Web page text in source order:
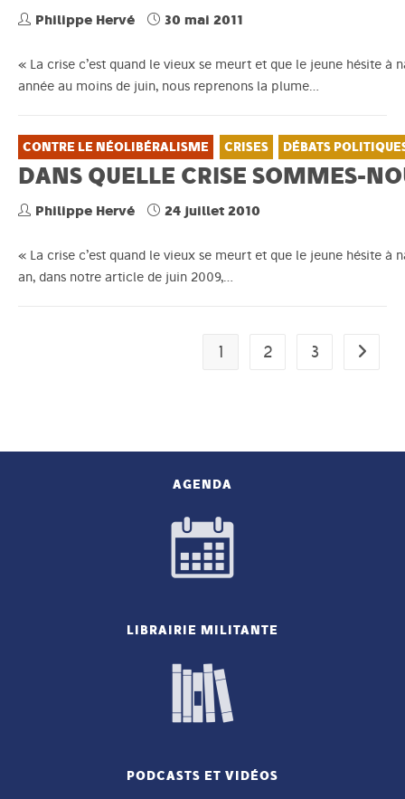
Philippe Hervé 30 mai 2011
« La crise c’est quand le vieux se meurt et que le jeune hésite
année au moins de juin, nous reprenons la plume…
CONTRE LE NÉOLIBÉRALISME CRISES DÉBATS
DANS QUELLE CRISE SOMMES-
Philippe Hervé 24 juillet 2010
« La crise c’est quand le vieux se meurt et que le jeune hésite à
an, dans notre article de juin 2009,…
1 2 3 Aller à
AGENDA
LIBRAIRIE MILITANTE
PODCASTS ET VIDÉOS